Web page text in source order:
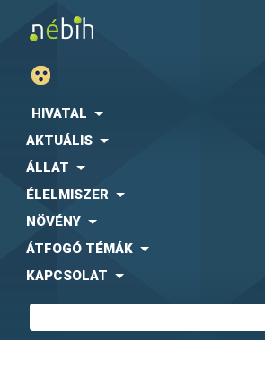
HIVATAL
AKTUÁLIS
ÁLLAT
ÉLELMISZER
NÖVÉNY
ÁTFOGÓ TÉMÁK
KAPCSOLAT